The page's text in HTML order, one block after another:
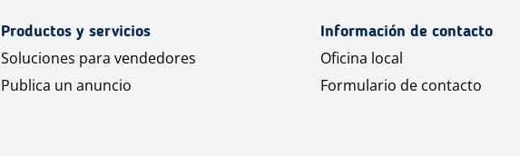
Productos y servicios
Soluciones para vendedores
Publica un anuncio
Información de contacto
Oficina local
Formulario de contacto